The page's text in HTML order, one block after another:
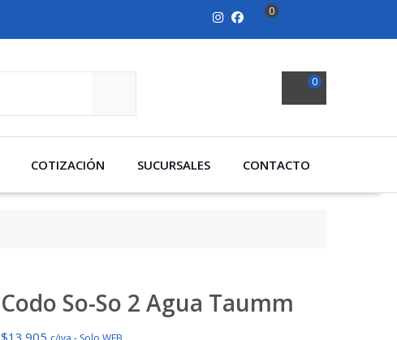
0
0
COTIZACIÓN SUCURSALES CONTACTO
Codo So-So 2 Agua Taumm
$13.905